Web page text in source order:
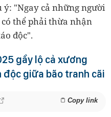
ý: "Ngay cả những người
thể phải thừa nhận
độc".
gầy lộ cả xương
giữa bão tranh cãi
Copy link